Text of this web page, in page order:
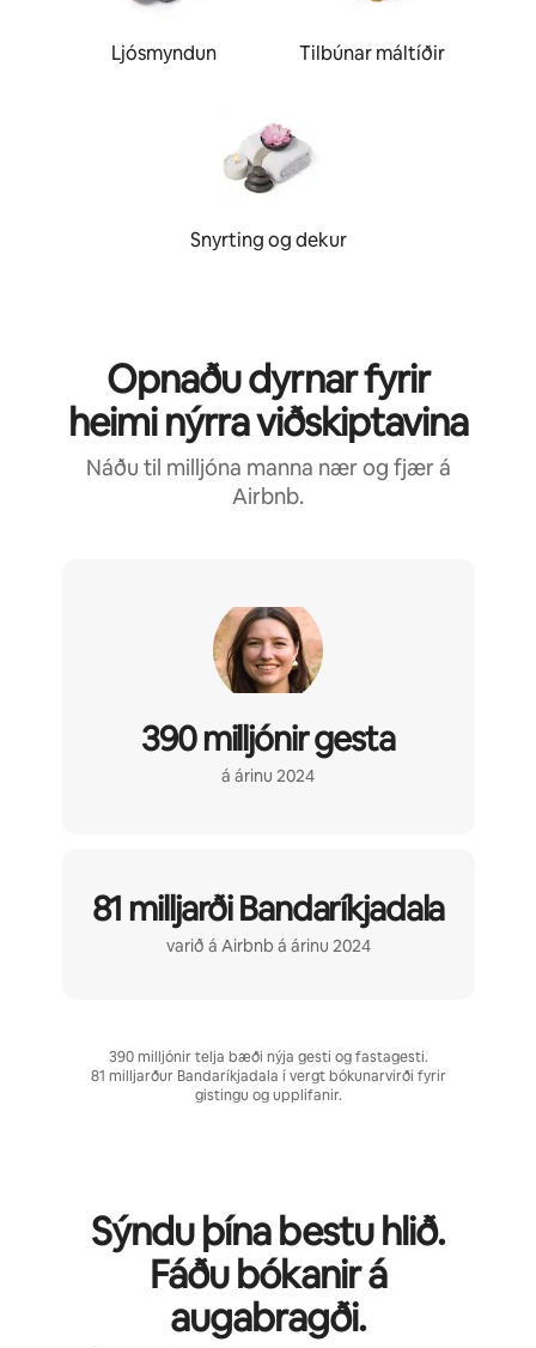
Ljósmyndun Tilbúnar máltíðir
Snyrting og dekur
Opnaðu dyrnar fyrir
heimi nýrra viðskiptavina
Náðu til milljóna manna nær og fjær á
Airbnb.
390 milljónir gesta
á árinu 2024
81 milljarði Bandaríkjadala
varið á Airbnb á árinu 2024
390 milljónir telja bæði nýja gesti og fastagesti.
81 milljarður Bandaríkjadala í vergt bókunarvirði fyrir
gistingu og upplifanir.
Sýndu þína bestu hlið.
Fáðu bókanir á
augabragði.